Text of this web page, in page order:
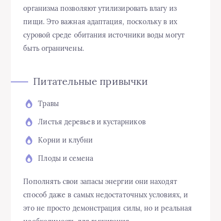
организма позволяют утилизировать влагу из
пищи. Это важная адаптация, поскольку в их
суровой среде обитания источники воды могут
быть ограничены.
Питательные привычки
Травы
Листья деревьев и кустарников
Корни и клубни
Плоды и семена
Пополнять свои запасы энергии они находят
способ даже в самых недостаточных условиях, и
это не просто демонстрация силы, но и реальная